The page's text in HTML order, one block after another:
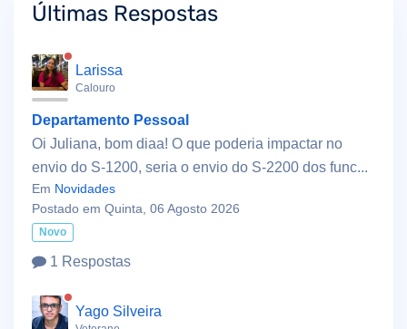
Últimas Respostas
Larissa
Calouro
Departamento Pessoal
Oi Juliana, bom diaa! O que poderia impactar no
envio do S-1200, seria o envio do S-2200 dos func...
Em Novidades
Postado em Quinta, 06 Agosto 2026
Novo
1 Respostas
Yago Silveira